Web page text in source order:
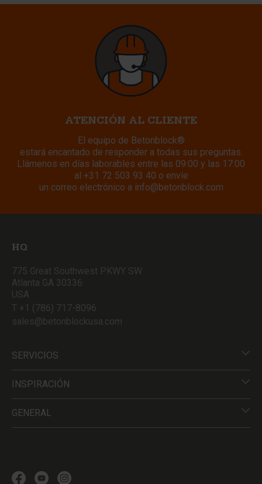
ATENCIÓN AL CLIENTE
El equipo de Betonblock®
estará encantado de responder a todas sus preguntas.
Llámenos en días laborables entre las 09:00 y las 17:00
al +31 72 503 93 40 o envíe
un correo electrónico a info@betonblock.com
HQ
775 Great Southwest PKWY SW
Atlanta GA 30336
USA
T +1 (786) 717-8096
sales@betonblockusa.com
SERVICIOS
INSPIRACIÓN
GENERAL